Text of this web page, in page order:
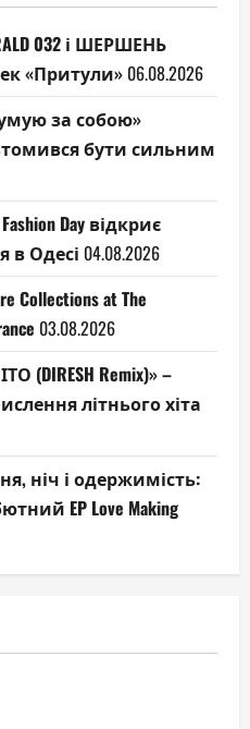
032 і ШЕРШЕНЬ
«Притули» 06.08.2026
за собою»
бути сильним
Fashion Day відкриє
в Одесі 04.08.2026
Collections at The
03.08.2026
(DIRESH Remix)» –
літнього хіта
ніч і одержимість:
EP Love Making